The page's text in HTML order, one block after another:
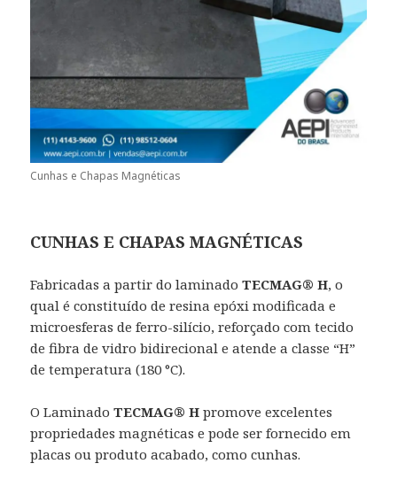
Cunhas e Chapas Magnéticas
CUNHAS E CHAPAS MAGNÉTICAS
Fabricadas a partir do laminadoTECMAG® H, o
qual é constituído de resina epóxi modificada e
microesferas de ferro-silício, reforçado com tecido
de fibra de vidro bidirecional e atende a classe “H”
de temperatura (180 °C).
O LaminadoTECMAG® H promove excelentes
propriedades magnéticas e pode ser fornecido em
placas ou produto acabado, como cunhas.